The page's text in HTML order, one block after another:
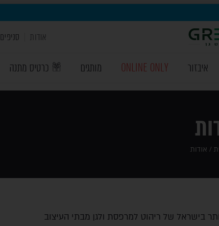
אודות סניפים
איבזור ONLINE ONLY מותגים כרטיס מתנה
/ אודות
בישראל של ריהוט למרפסת ולגן מבתי העיצוב